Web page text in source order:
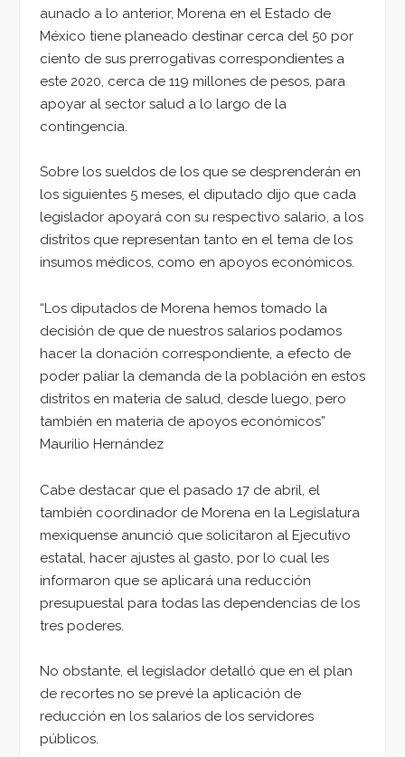
aunado a lo anterior, Morena en el Estado de
México tiene planeado destinar cerca del 50 por
ciento de sus prerrogativas correspondientes a
este 2020, cerca de 119 millones de pesos, para
apoyar al sector salud a lo largo de la
contingencia.
Sobre los sueldos de los que se desprenderán en
los siguientes 5 meses, el diputado dijo que cada
legislador apoyará con su respectivo salario, a los
distritos que representan tanto en el tema de los
insumos médicos, como en apoyos económicos.
“Los diputados de Morena hemos tomado la
decisión de que de nuestros salarios podamos
hacer la donación correspondiente, a efecto de
poder paliar la demanda de la población en estos
distritos en materia de salud, desde luego, pero
también en materia de apoyos económicos”
Maurilio Hernández
Cabe destacar que el pasado 17 de abril, el
también coordinador de Morena en la Legislatura
mexiquense anunció que solicitaron al Ejecutivo
estatal, hacer ajustes al gasto, por lo cual les
informaron que se aplicará una reducción
presupuestal para todas las dependencias de los
tres poderes.
No obstante, el legislador detalló que en el plan
de recortes no se prevé la aplicación de
reducción en los salarios de los servidores
públicos.